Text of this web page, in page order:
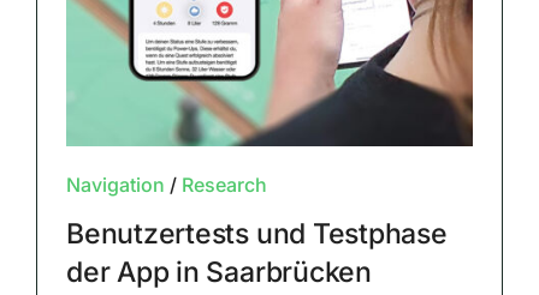
Navigation / Research
Benutzertests und Testphase
der App in Saarbrücken